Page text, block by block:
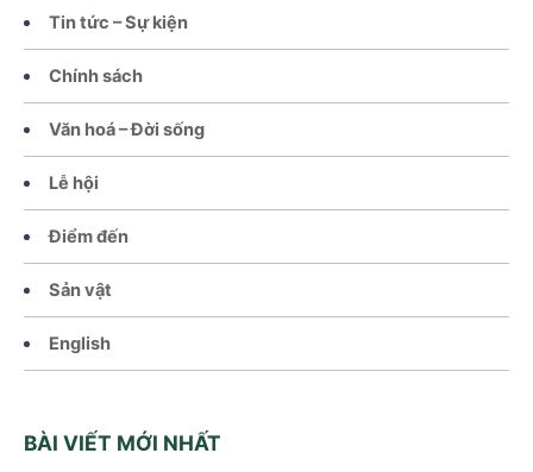
Tin tức – Sự kiện
Chính sách
Văn hoá – Đời sống
Lễ hội
Điểm đến
Sản vật
English
BÀI VIẾT MỚI NHẤT